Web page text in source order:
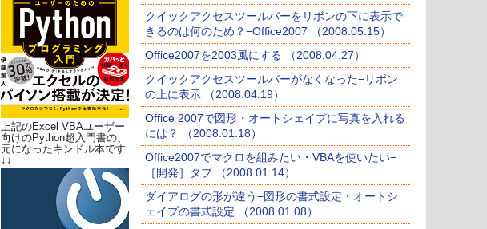
上記のExcel VBAユーザー
向けのPython超入門書の、
元になったキンドル本です
↓↓
クイックアクセスツールバーをリボンの下に表示で
きるのは何のため？−Office2007 （2008.05.15）
Office2007を2003風にする （2008.04.27）
クイックアクセスツールバーがなくなった−リボン
の上に表示 （2008.04.19）
Office 2007で図形・オートシェイプに写真を入れる
には？ （2008.01.18）
Office2007でマクロを組みたい・VBAを使いたい−
［開発］タブ （2008.01.14）
ダイアログの形が違う−図形の書式設定・オートシ
ェイプの書式設定 （2008.01.08）